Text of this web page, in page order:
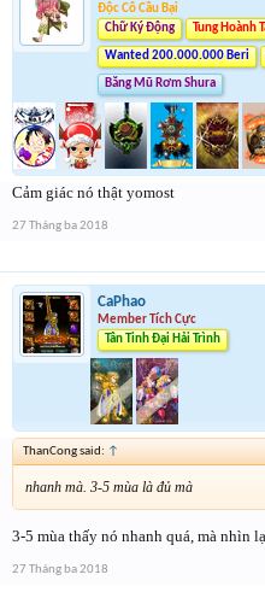
Độc Cô Cầu Bại
Chữ Ký Động
Tung Hoành
Wanted 200.000.000 Beri
Băng Mũ Rơm Shura
Cảm giác nó thật yomost
27 Tháng ba 2018
CaPhao
Member Tích Cực
Tân Tinh Đại Hải Trình
ThanCong said: ↑
nhanh mà. 3-5 mùa là đủ mà
3-5 mùa thấy nó nhanh quá, mà nhìn
27 Tháng ba 2018